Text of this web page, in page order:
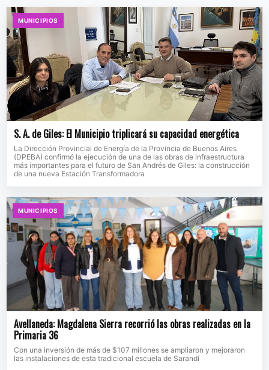
MUNICIPIOS
S. A. de Giles: El Municipio triplicará su capacidad energética
La Dirección Provincial de Energía de la Provincia de Buenos Aires
(DPEBA) confirmó la ejecución de una de las obras de infraestructura
más importantes para el futuro de San Andrés de Giles: la construcción
de una nueva Estación Transformadora
MUNICIPIOS
Avellaneda: Magdalena Sierra recorrió las obras realizadas en la
Primaria 36
Con una inversión de más de $107 millones se ampliaron y mejoraron
las instalaciones de esta tradicional escuela de Sarandí